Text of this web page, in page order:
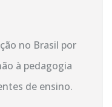
no Brasil por
à pedagogia
de ensino.